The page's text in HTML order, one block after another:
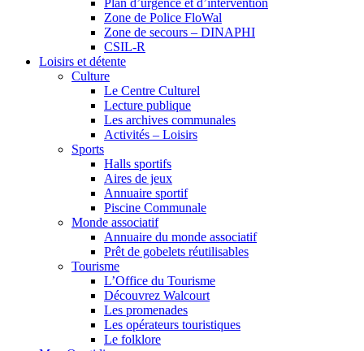
Plan d’urgence et d’intervention
Zone de Police FloWal
Zone de secours – DINAPHI
CSIL-R
Loisirs et détente
Culture
Le Centre Culturel
Lecture publique
Les archives communales
Activités – Loisirs
Sports
Halls sportifs
Aires de jeux
Annuaire sportif
Piscine Communale
Monde associatif
Annuaire du monde associatif
Prêt de gobelets réutilisables
Tourisme
L’Office du Tourisme
Découvrez Walcourt
Les promenades
Les opérateurs touristiques
Le folklore